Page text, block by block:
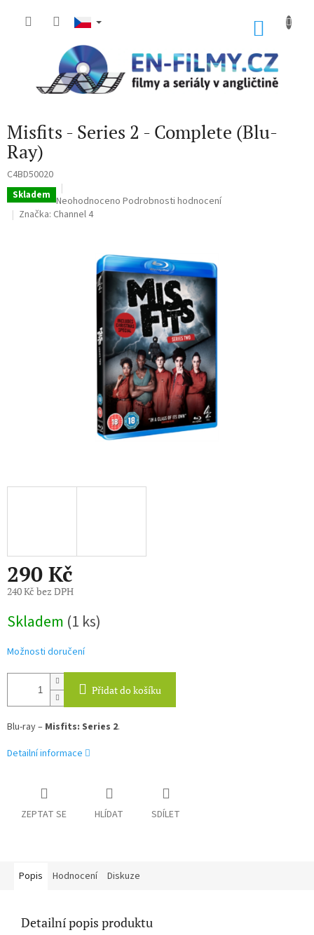
Misfits - Series 2 - Complete (Blu-
Ray)
C4BD50020
Skladem Průměrné
hodnocení
hvězdiček.
Neohodnoceno Podrobnosti hodnocení
Značka: Channel 4
290 Kč
240 Kč bez DPH
cena:
Skladem (1 ks)
Možnosti doručení
Přidat do košíku
Blu-ray – Misfits: Series 2.
Detailní informace
ZEPTAT SE HLÍDAT SDÍLET
Popis Hodnocení Diskuze
Detailní popis produktu